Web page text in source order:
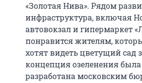
«Золотая Нива». Рядом
инфраструктура, включая
автовокзал и гипермаркет
понравится жителям,
хотят видеть цветущий сад
концепция озеленения
разработана московским